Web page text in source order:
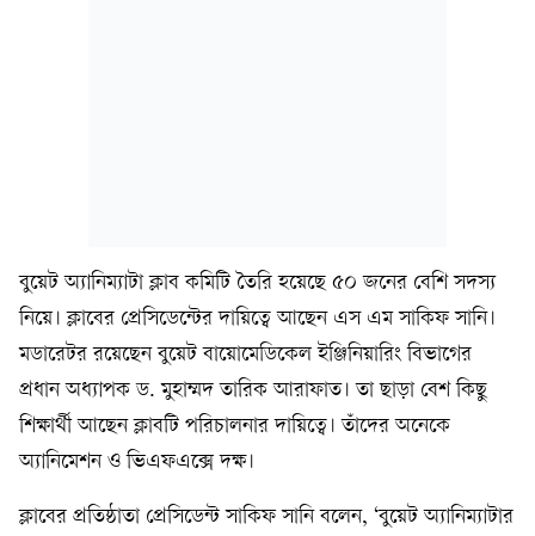
বুয়েট অ্যানিম্যাটা ক্লাব কমিটি তৈরি হয়েছে ৫০ জনের বেশি সদস্য
নিয়ে। ক্লাবের প্রেসিডেন্টের দায়িত্বে আছেন এস এম সাকিফ সানি।
মডারেটর রয়েছেন বুয়েট বায়োমেডিকেল ইঞ্জিনিয়ারিং বিভাগের
প্রধান অধ্যাপক ড. মুহাম্মদ তারিক আরাফাত। তা ছাড়া বেশ কিছু
শিক্ষার্থী আছেন ক্লাবটি পরিচালনার দায়িত্বে। তাঁদের অনেকে
অ্যানিমেশন ও ভিএফএক্সে দক্ষ।
ক্লাবের প্রতিষ্ঠাতা প্রেসিডেন্ট সাকিফ সানি বলেন, ‘বুয়েট অ্যানিম্যাটার